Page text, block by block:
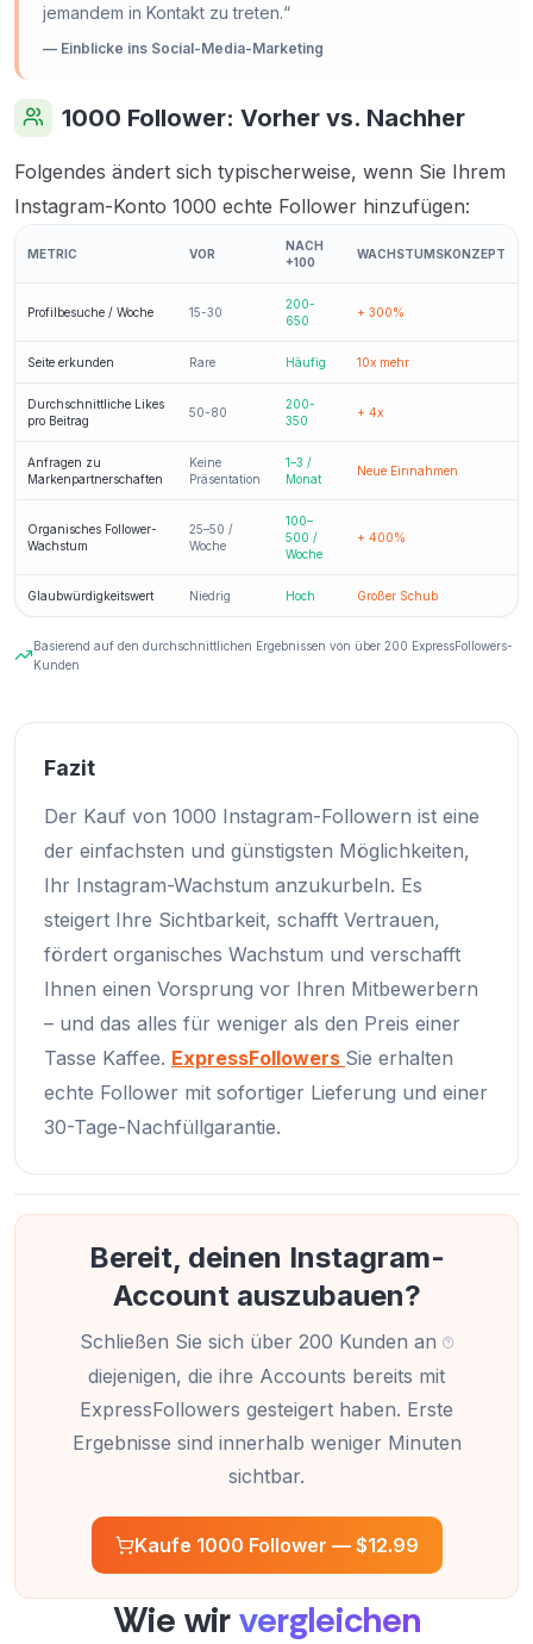
jemandem in Kontakt zu treten.“
— Einblicke ins Social-Media-Marketing
1000 Follower: Vorher vs. Nachher
Folgendes ändert sich typischerweise, wenn Sie Ihrem
Instagram-Konto 1000 echte Follower hinzufügen:
METRIC VOR
NACH
+100
WACHSTUMSKONZEPT
Profilbesuche / Woche 15-30
200-
650
+ 300%
Seite erkunden Rare Häufig 10x mehr
Durchschnittliche Likes
pro Beitrag
50-80
200-
350
+ 4x
Anfragen zu
Markenpartnerschaften
Keine
Präsentation
1–3 /
Monat
Neue Einnahmen
Organisches Follower-
Wachstum
25–50 /
Woche
100–
500 /
Woche
+ 400%
Glaubwürdigkeitswert Niedrig Hoch Großer Schub
Basierend auf den durchschnittlichen Ergebnissen von über 200 ExpressFollowers-
Kunden
Fazit
Der Kauf von 1000 Instagram-Followern ist eine
der einfachsten und günstigsten Möglichkeiten,
Ihr Instagram-Wachstum anzukurbeln. Es
steigert Ihre Sichtbarkeit, schafft Vertrauen,
fördert organisches Wachstum und verschafft
Ihnen einen Vorsprung vor Ihren Mitbewerbern
– und das alles für weniger als den Preis einer
Tasse Kaffee. ExpressFollowers Sie erhalten
echte Follower mit sofortiger Lieferung und einer
30-Tage-Nachfüllgarantie.
Bereit, deinen Instagram-
Account auszubauen?
Schließen Sie sich über 200 Kunden an
diejenigen, die ihre Accounts bereits mit
ExpressFollowers gesteigert haben. Erste
Ergebnisse sind innerhalb weniger Minuten
sichtbar.
Kaufe 1000 Follower — $12.99
Wie wirvergleichen